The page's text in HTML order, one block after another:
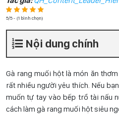
5/5 - (1 bình chọn)
Nội dung chính
Gà rang muối hột là món ăn
rất nhiều người yêu thích. Nếu
muốn tự tay vào bếp trổ tài nấu
cách làm gà rang muối hột siêu